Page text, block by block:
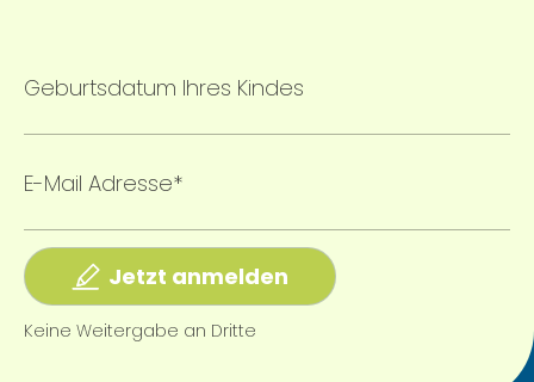
Geburtsdatum Ihres Kindes
E-Mail Adresse*
Jetzt anmelden
Keine Weitergabe an Dritte